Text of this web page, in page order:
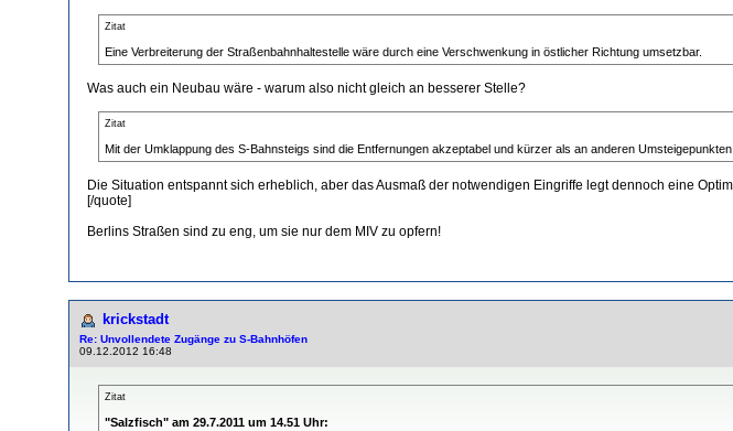
Zitat
Eine Verbreiterung der Straßenbahnhaltestelle wäre durch eine Verschwenkung in östlicher Richtung umsetzbar.
Was auch ein Neubau wäre - warum also nicht gleich an besserer Stelle?
Zitat
Mit der Umklappung des S-Bahnsteigs sind die Entfernungen akzeptabel und kürzer als an anderen Umsteigepunkten.
Die Situation entspannt sich erheblich, aber das Ausmaß der notwendigen Eingriffe legt dennoch eine
[/quote]
Berlins Straßen sind zu eng, um sie nur dem MIV zu opfern!
krickstadt
Re: Unvollendete Zugänge zu S-Bahnhöfen
09.12.2012 16:48
Zitat
"Salzfisch" am 29.7.2011 um 14.51 Uhr: